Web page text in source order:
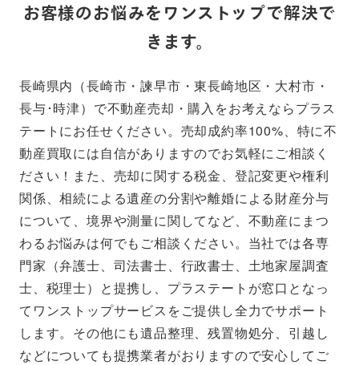
お客様のお悩みをワンストップで解決で
きます。
長崎県内（長崎市・諫早市・東長崎地区・大村市・
長与･時津）で不動産売却・購入をお考えならプラス
テートにお任せください。売却成約率100%、特に不
動産買取には自信がありますのでお気軽にご相談く
ださい！また、売却に関する税金、登記変更や権利
関係、相続による遺産の分割や離婚による財産分与
について、境界や測量に関してなど、不動産にまつ
わるお悩みは何でもご相談ください。当社では各専
門家（弁護士、司法書士、行政書士、土地家屋調査
士、税理士）と提携し、プラステートが窓口となっ
てワンストップサービスをご提供し全力でサポート
します。その他にも遺品整理、残置物処分、引越し
などについても提携業者がおりますので安心してご